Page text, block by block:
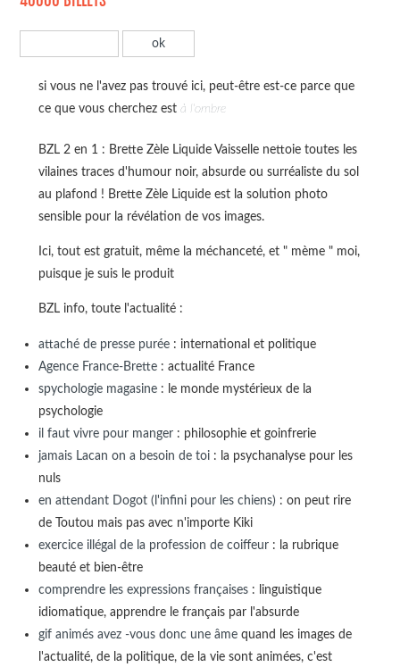
si vous ne l'avez pas trouvé ici, peut-être est-ce parce que
ce que vous cherchez est à l'ombre
BZL 2 en 1 : Brette Zèle Liquide Vaisselle nettoie toutes les
vilaines traces d'humour noir, absurde ou surréaliste du sol
au plafond ! Brette Zèle Liquide est la solution photo
sensible pour la révélation de vos images.
Ici, tout est gratuit, même la méchanceté, et " mème " moi,
puisque je suis le produit
BZL info, toute l'actualité :
attaché de presse purée: international et politique
Agence France-Brette: actualité France
spychologie magasine: le monde mystérieux de la
psychologie
il faut vivre pour manger: philosophie et goinfrerie
jamais Lacan on a besoin de toi: la psychanalyse pour les
nuls
en attendant Dogot (l'infini pour les chiens): on peut rire
de Toutou mais pas avec n'importe Kiki
exercice illégal de la profession de coiffeur: la rubrique
beauté et bien-être
comprendre les expressions françaises: linguistique
idiomatique, apprendre le français par l'absurde
gif animés avez -vous donc une âmequand les images de
l'actualité, de la politique, de la vie sont animées, c'est